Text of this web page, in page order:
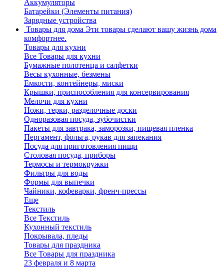
Аккумуляторы
Батарейки (Элементы питания)
Зарядные устройства
Товары для дома Эти товары сделают вашу жизнь дома
комфортнее.
Товары для кухни
Все Товары для кухни
Бумажные полотенца и салфетки
Весы кухонные, безмены
Емкости, контейнеры, миски
Крышки, приспособления для консервирования
Мелочи для кухни
Ножи, терки, разделочные доски
Одноразовая посуда, зубочистки
Пакеты для завтрака, заморозки, пищевая пленка
Пергамент, фольга, рукав для запекания
Посуда для приготовления пищи
Столовая посуда, приборы
Термосы и термокружки
Фильтры для воды
Формы для выпечки
Чайники, кофеварки, френч-прессы
Еще
Текстиль
Все Текстиль
Кухонный текстиль
Покрывала, пледы
Товары для праздника
Все Товары для праздника
23 февраля и 8 марта